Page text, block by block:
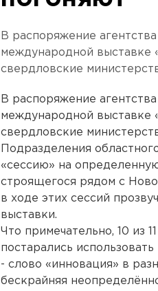
В распоряжение
международной выставке
свердловские
В распоряжение
международной выставке
свердловские
Подразделения
«сессию» на
строящегося рядом с
в ходе этих сессий
выставки.
Что примечательно, 10 из
постарались
- слово «инновация» в
бескрайняя